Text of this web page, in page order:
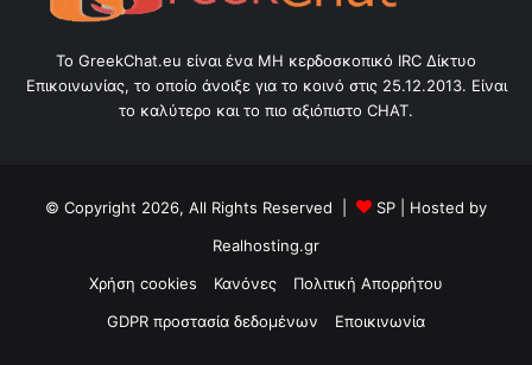
Το GreekChat.eu είναι ένα ΜΗ κερδοσκοπικό IRC Δίκτυο
Επικοινωνίας, το οποίο άνοιξε για το κοινό στις 25.12.2013. Είναι
το καλύτερο και το πιο αξιόπιστο CHAT.
© Copyright 2026, All Rights Reserved | SP | Hosted by
Realhosting.gr
Χρήση cookies
Κανόνες
Πολιτική Απορρήτου
GDPR προστασία δεδομένων
Εποικινωνία